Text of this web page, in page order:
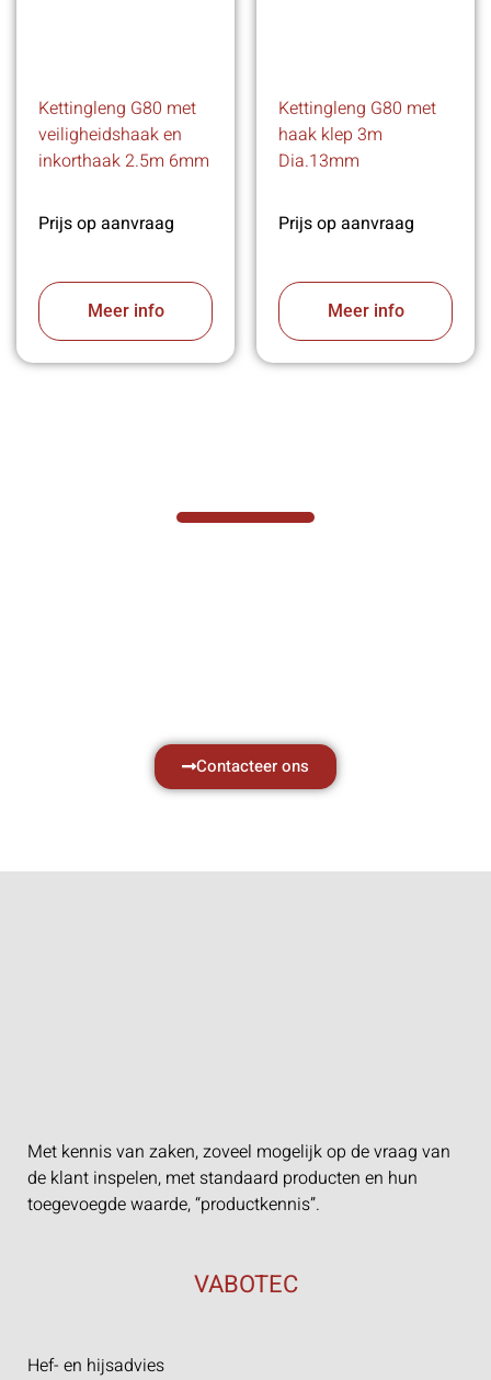
Kettingleng G80 met
veiligheidshaak en
inkorthaak 2.5m 6mm
Prijs op aanvraag
Meer info
Kettingleng G80 met
haak klep 3m
Dia.13mm
Prijs op aanvraag
Meer info
Contacteer ons
Met kennis van zaken, zoveel mogelijk op de vraag van
de klant inspelen, met standaard producten en hun
toegevoegde waarde, “productkennis”.
VABOTEC
Hef- en hijsadvies